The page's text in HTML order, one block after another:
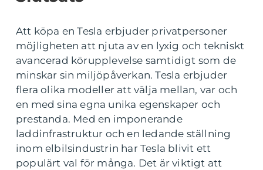
Att köpa en Tesla erbjuder privatpersoner
möjligheten att njuta av en lyxig och tekniskt
avancerad körupplevelse samtidigt som de
minskar sin miljöpåverkan. Tesla erbjuder
flera olika modeller att välja mellan, var och
en med sina egna unika egenskaper och
prestanda. Med en imponerande
laddinfrastruktur och en ledande ställning
inom elbilsindustrin har Tesla blivit ett
populärt val för många. Det är viktigt att